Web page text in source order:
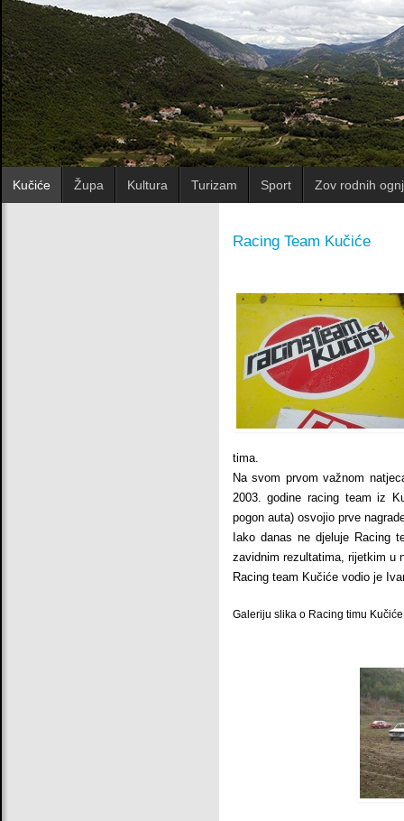
Kučiće Župa Kultura Turizam Sport Zov rodnih
Racing Team Kučiće
tima.
Na svom prvom važnom
2003. godine racing team iz
pogon auta) osvojio prve
Iako danas ne djeluje Racing
zavidnim rezultatima, rijetkim u
Racing team Kučiće vodio je
Galeriju slika o Racing timu